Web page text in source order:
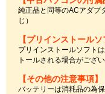
純正品と同等のACアダプ
じ）
【プリインストールソ
プリインストールソフト
トールされる場合がござい
【その他の注意事項】
バッテリーは消耗品の為